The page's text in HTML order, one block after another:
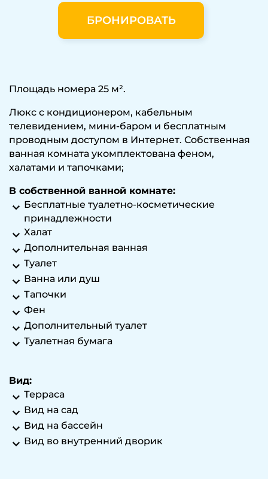
БРОНИРОВАТЬ
Площадь номера 25 м².
Люкс с кондиционером, кабельным
телевидением, мини-баром и бесплатным
проводным доступом в Интернет. Собственная
ванная комната укомплектована феном,
халатами и тапочками;
В собственной ванной комнате:
Бесплатные туалетно-косметические
принадлежности
Халат
Дополнительная ванная
Туалет
Ванна или душ
Тапочки
Фен
Дополнительный туалет
Туалетная бумага
Вид:
Терраса
Вид на сад
Вид на бассейн
Вид во внутренний дворик